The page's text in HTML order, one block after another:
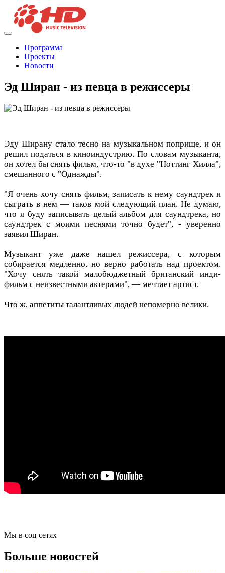
Программа
Проекты
Новости
Эд Ширан - из певца в режиссеры
Эду Ширану стало тесно на музыкальном поприще, и он
решил податься в киноиндустрию. По словам музыканта,
он хотел бы снять фильм, что-то "в духе "Ноттинг Хилла",
смешанного с "Однажды".
"Я очень хочу снять фильм, записать к нему саундтрек и
сыграть в нем — таков мой следующий план. Не думаю,
что я буду записывать целый альбом для саундтрека, но
саундтрек с моими песнями точно будет", - уверенно
заявил Ширан.
Музыкант уже даже нашел режиссера, с которым
собирается медленно, но верно работать над проектом.
"Хочу снять такой малобюджетный британский инди-
фильм с неизвестными актерами", — мечтает артист.
Что ж, аппетиты талантливых людей непомерно велики.
Мы в соц сетях
Больше новостей